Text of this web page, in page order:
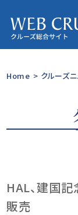
Home > クルーズ
HAL、建国
販売